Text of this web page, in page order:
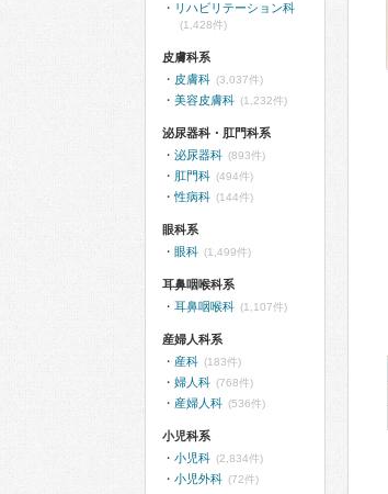
リハビリテーション科
(1,428件)
皮膚科系
皮膚科 (3,037件)
美容皮膚科 (1,232件)
泌尿器科・肛門科系
泌尿器科 (893件)
肛門科 (494件)
性病科 (144件)
眼科系
眼科 (1,499件)
耳鼻咽喉科系
耳鼻咽喉科 (1,107件)
産婦人科系
産科 (183件)
婦人科 (768件)
産婦人科 (536件)
小児科系
小児科 (2,834件)
小児外科 (72件)